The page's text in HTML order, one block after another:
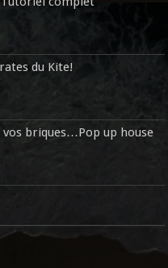
du Kite!
briques…Pop up house